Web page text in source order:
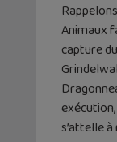
Animaux
capture
s’attelle